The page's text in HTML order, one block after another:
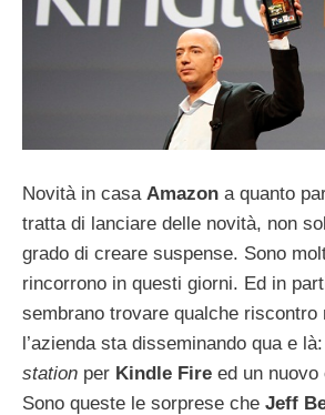
Novità in casa Amazon a quanto
tratta di lanciare delle novità, non
grado di creare suspense. Sono
rincorrono in questi giorni. Ed in
sembrano trovare qualche riscontro
l’azienda sta disseminando qua e
station per Kindle Fire ed un nuovo
Sono queste le sorprese che Jeff